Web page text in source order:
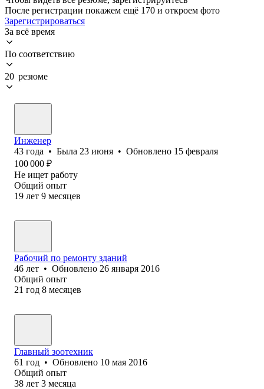
После регистрации покажем ещё 170 и откроем фото
Зарегистрироваться
За всё время
По соответствию
20 резюме
Инженер
43 года • Была 23 июня • Обновлено 15 февраля
100 000 ₽
Не ищет работу
Общий опыт
19 лет 9 месяцев
Рабочий по ремонту зданий
46 лет • Обновлено 26 января 2016
Общий опыт
21 год 8 месяцев
Главный зоотехник
61 год • Обновлено 10 мая 2016
Общий опыт
38 лет 3 месяца